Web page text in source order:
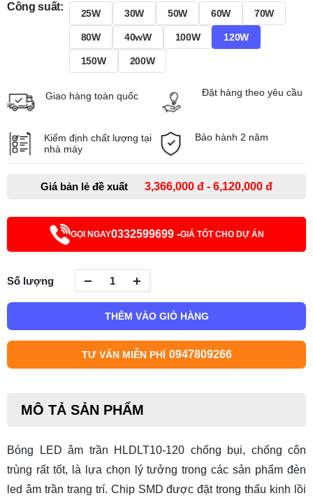
Công suất:
25W 30W 50W 60W 70W
80W 40wW 100W 120W
150W 200W
Giao hàng toàn quốc Đặt hàng theo yêu cầu
Kiểm định chất lượng tại
nhà máy
Bảo hành 2 năm
Giá bản lẻ đề xuất 3,366,000 đ - 6,120,000 đ
GỌI NGAY0332599699 -GIÁ TỐT CHO DỰ ÁN
Số lượng
THÊM VÀO GIỎ HÀNG
TƯ VẤN MIỄN PHÍ 0947809266
MÔ TẢ SẢN PHẨM
Bóng LED âm trần HLDLT10-120 chống bụi, chống côn
trùng rất tốt, là lựa chọn lý tưởng trong các sản phẩm đèn
led âm trần trang trí. Chip SMD được đặt trong thấu kinh lồi